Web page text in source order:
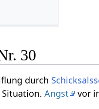
30
durch
Situation.Angst
vor